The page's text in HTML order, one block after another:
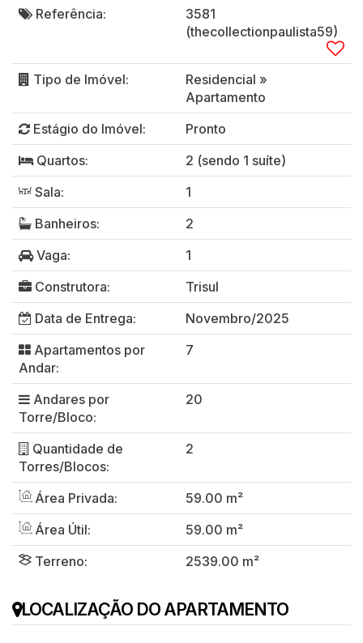
Referência:
3581
(thecollectionpaulista59)
Tipo de Imóvel: Residencial »
Apartamento
Estágio do Imóvel:
Pronto
Quartos:
2 (sendo 1 suíte)
Sala:
1
Banheiros:
2
Vaga:
1
Construtora:
Trisul
Data de Entrega:
Novembro/2025
Apartamentos por
Andar:
7
Andares por
Torre/Bloco:
20
Quantidade de
Torres/Blocos:
2
Área Privada:
59.00 m²
Área Útil:
59.00 m²
Terreno:
2539.00 m²
LOCALIZAÇÃO DO APARTAMENTO